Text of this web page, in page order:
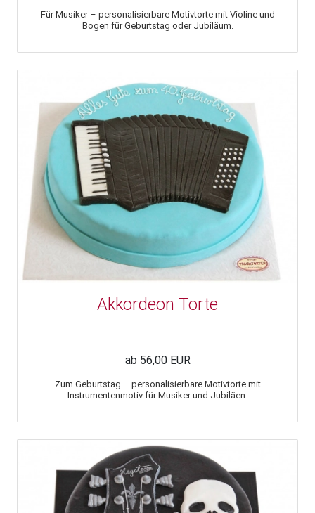
Für Musiker – personalisierbare Motivtorte mit Violine und
Bogen für Geburtstag oder Jubiläum.
Akkordeon Torte
ab 56,00 EUR
Zum Geburtstag – personalisierbare Motivtorte mit
Instrumentenmotiv für Musiker und Jubiläen.